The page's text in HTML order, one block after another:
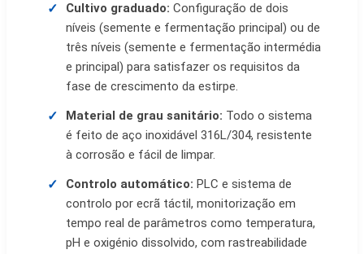
Cultivo graduado: Configuração de dois
níveis (semente e fermentação principal) ou de
três níveis (semente e fermentação intermédia
e principal) para satisfazer os requisitos da
fase de crescimento da estirpe.
Material de grau sanitário: Todo o sistema
é feito de aço inoxidável 316L/304, resistente
à corrosão e fácil de limpar.
Controlo automático: PLC e sistema de
controlo por ecrã táctil, monitorização em
tempo real de parâmetros como temperatura,
pH e oxigénio dissolvido, com rastreabilidade